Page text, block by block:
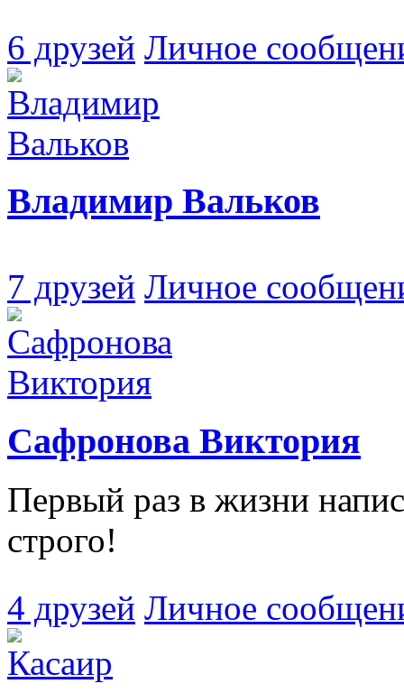
6 друзей Личное
Владимир Вальков
7 друзей Личное
Сафронова Виктория
Первый раз в жизни
строго!
4 друзей Личное